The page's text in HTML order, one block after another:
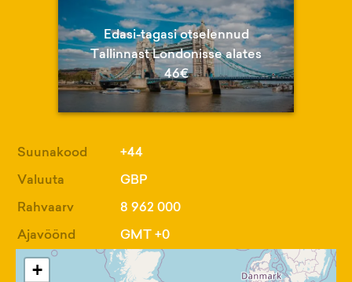
Edasi-tagasi otselennud
Tallinnast Londonisse alates
46€
Suunakood
+44
Valuuta
GBP
Rahvaarv
8 962 000
Ajavöönd
GMT +0
+